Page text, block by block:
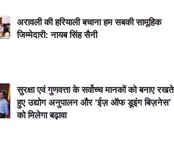
अरावली की हरियाली बचाना हम सबकी सामूहिक
जिम्मेदारी: नायब सिंह सैनी
सुरक्षा एवं गुणवत्ता के सर्वोच्च मानकों को बनाए रखते
हुए उद्योग अनुपालन और ‘ईज़ ऑफ डूइंग बिज़नेस’
को मिलेगा बढ़ावा